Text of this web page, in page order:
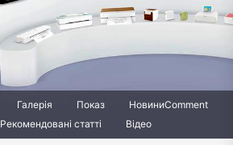
Галерія Показ
НовиниComment
Рекомендовані статті Відео